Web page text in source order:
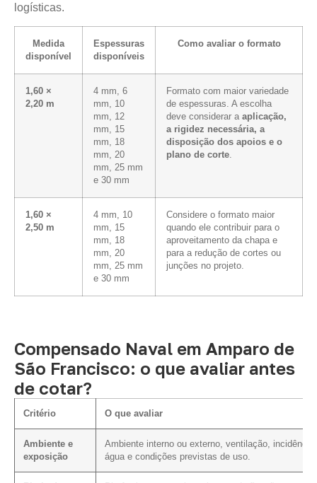
logísticas.
Medida
disponível
Espessuras
disponíveis
Como avaliar o formato
1,60 ×
2,20 m
4 mm, 6
mm, 10
mm, 12
mm, 15
mm, 18
mm, 20
mm, 25 mm
e 30 mm
Formato com maior variedade
de espessuras. A escolha
deve considerar a aplicação,
a rigidez necessária, a
disposição dos apoios e o
plano de corte.
1,60 ×
2,50 m
4 mm, 10
mm, 15
mm, 18
mm, 20
mm, 25 mm
e 30 mm
Considere o formato maior
quando ele contribuir para o
aproveitamento da chapa e
para a redução de cortes ou
junções no projeto.
Compensado Naval em Amparo de
São Francisco: o que avaliar antes
de cotar?
Critério O que avaliar
Ambiente e
exposição
Ambiente interno ou externo, ventilação, incidência
água e condições previstas de uso.